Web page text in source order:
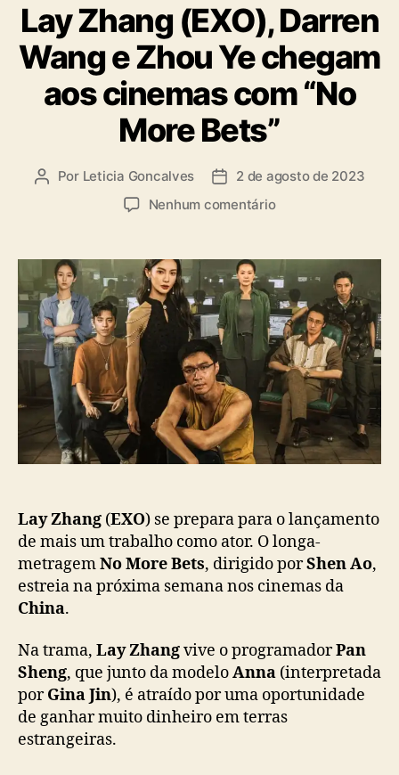
t
e
g
o
r
i
Lay Zhang (EXO), Darren
Wang e Zhou Ye chegam
aos cinemas com “No
More Bets”
A
r
d
o
p
o
s
Por Leticia Goncalves
D
d
e
p
u
b
i
c
a
ç
ã
2 de agosto de 2023
Nenhum comentárioe
a
y
Z
h
a
n
(
E
X
O
D
a
r
r
e
a
n
g
e
Lay Zhang (EXO) se prepara para o lançamento
de mais um trabalho como ator. O longa-
metragemNo More Bets, dirigido porShen Ao,
estreia na próxima semana nos cinemas da
China.
Na trama, Lay Zhangvive o programadorPan
Sheng, que junto da modeloAnna (interpretada
porGina Jin), é atraído por uma oportunidade
de ganhar muito dinheiro em terras
estrangeiras.